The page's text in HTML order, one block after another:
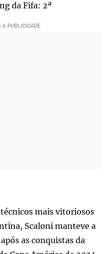
da Fifa: 2ª
mais vitoriosos
Scaloni manteve a
as conquistas da